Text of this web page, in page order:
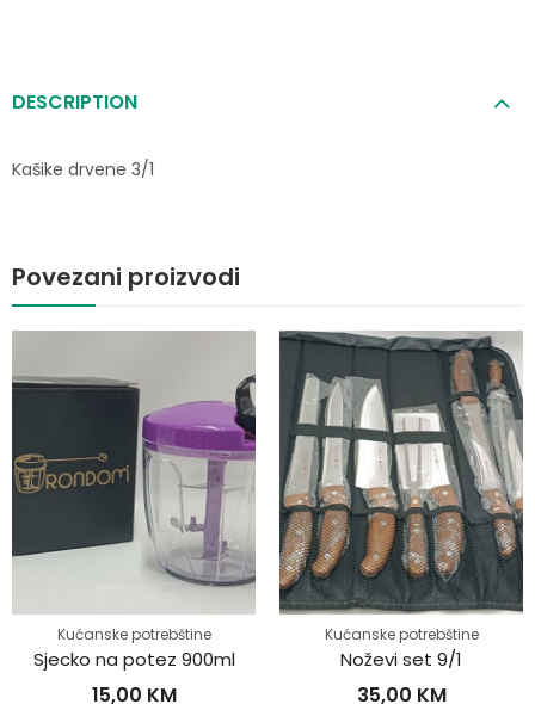
DESCRIPTION
Kašike drvene 3/1
Povezani proizvodi
Kućanske potrebštine
Sjecko na potez 900ml
15,00 KM
Kućanske potrebštine
Noževi set 9/1
35,00 KM